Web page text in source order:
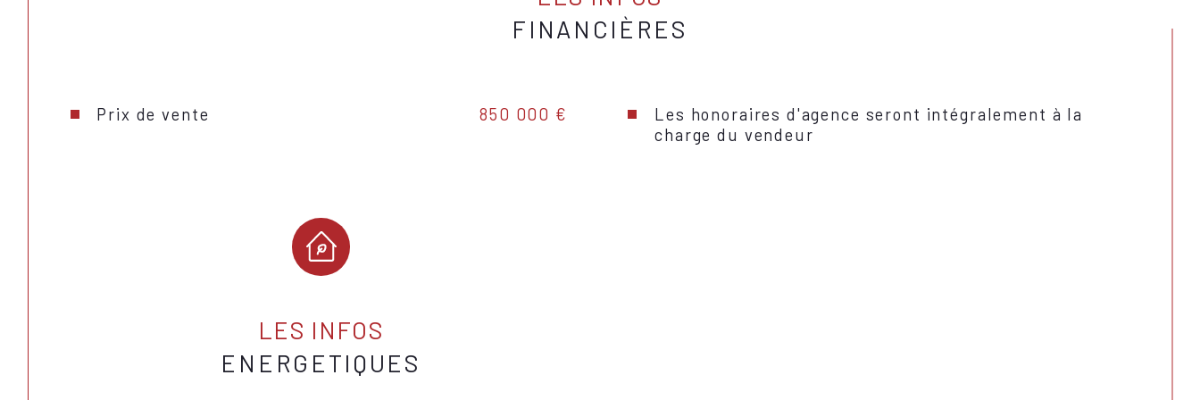
FINANCIÈRES
Prix de vente 850 000 €
Les honoraires d'agence seront intégralement à la
charge du vendeur
LES INFOS
ENERGETIQUES